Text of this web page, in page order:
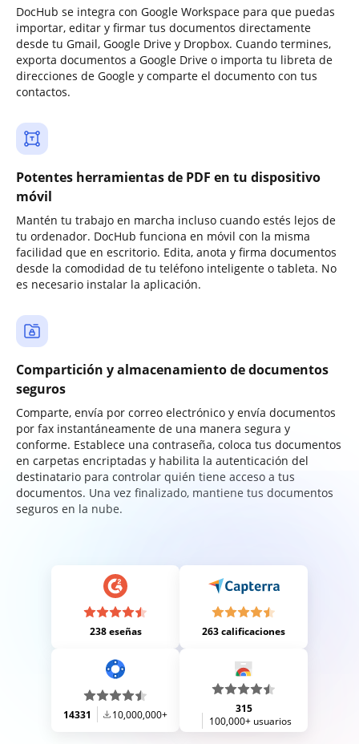
DocHub se integra con Google Workspace para que puedas
importar, editar y firmar tus documentos directamente
desde tu Gmail, Google Drive y Dropbox. Cuando termines,
exporta documentos a Google Drive o importa tu libreta de
direcciones de Google y comparte el documento con tus
contactos.
Potentes herramientas de PDF en tu dispositivo
móvil
Mantén tu trabajo en marcha incluso cuando estés lejos de
tu ordenador. DocHub funciona en móvil con la misma
facilidad que en escritorio. Edita, anota y firma documentos
desde la comodidad de tu teléfono inteligente o tableta. No
es necesario instalar la aplicación.
Compartición y almacenamiento de documentos
seguros
Comparte, envía por correo electrónico y envía documentos
por fax instantáneamente de una manera segura y
conforme. Establece una contraseña, coloca tus documentos
en carpetas encriptadas y habilita la autenticación del
destinatario para controlar quién tiene acceso a tus
documentos. Una vez finalizado, mantiene tus documentos
seguros en la nube.
238 eseñas 263 calificaciones
14331 10,000,000+
315
100,000+ usuarios